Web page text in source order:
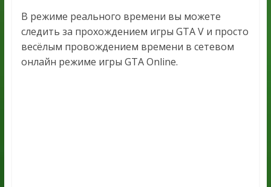
В режиме реального времени вы можете
следить за прохождением игры GTA V и просто
весёлым провождением времени в сетевом
онлайн режиме игры GTA Online.